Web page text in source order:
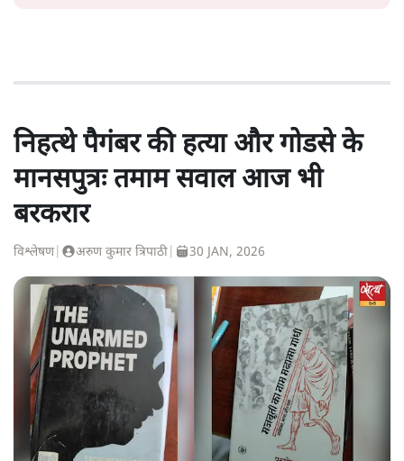
निहत्थे पैगंबर की हत्या और गोडसे के
मानसपुत्रः तमाम सवाल आज भी
बरकरार
विश्लेषण| अरुण कुमार त्रिपाठी 30 JAN, 2026